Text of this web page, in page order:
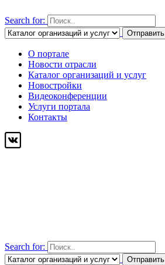
Search for:
Отправить
О портале
Новости отрасли
Каталог организаций и услуг
Новостройки
Видеоконференции
Услуги портала
Контакты
Search for:
Отправить